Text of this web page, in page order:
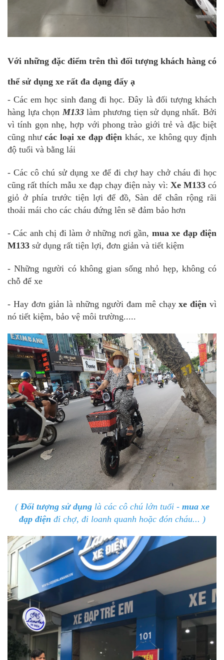
Với những đặc điểm trên thì đối tượng khách hàng có
thể sử dụng xe rất đa dạng đấy ạ
- Các em học sinh đang đi học. Đây là đối tượng khách
hàng lựa chọn M133làm phương tiẹn sử dụng nhất. Bởi
vì tính gọn nhẹ, hợp với phong trào giới trẻ và đặc biệt
cũng nhưcác loại xe đạp điện khác, xe không quy định
độ tuổi và bằng lái
- Các cô chú sử dụng xe để đi chợ hay chở cháu đi học
cũng rất thích mẫu xe đạp chạy điện này vì: Xe M133có
giỏ ở phía trước tiện lợi để đồ, Sàn dể chân rộng rãi
thoải mái cho các cháu đứng lên sẽ đảm bảo hơn
- Các anh chị đi làm ở những nơi gần, mua xe đạp điện
M133 sử dụng rất tiện lợi, đơn giản và tiết kiệm
- Những người có không gian sống nhỏ hẹp, không có
chỗ để xe
- Hay đơn giản là những người đam mê chạyxe điện vì
nó tiết kiệm, bảo vệ môi trường.....
( Đối tượng sử dụnglà các cô chú lớn tuổi - mua xe
đạp điện đi chợ, đi loanh quanh hoặc đón cháu... )